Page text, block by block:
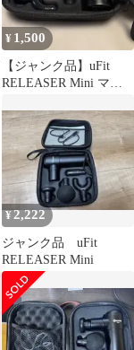
¥ 1,500
【ジャンク品】uFit
RELEASER Mini マッ
¥2,222
ジャンク品 uFit
RELEASER Mini